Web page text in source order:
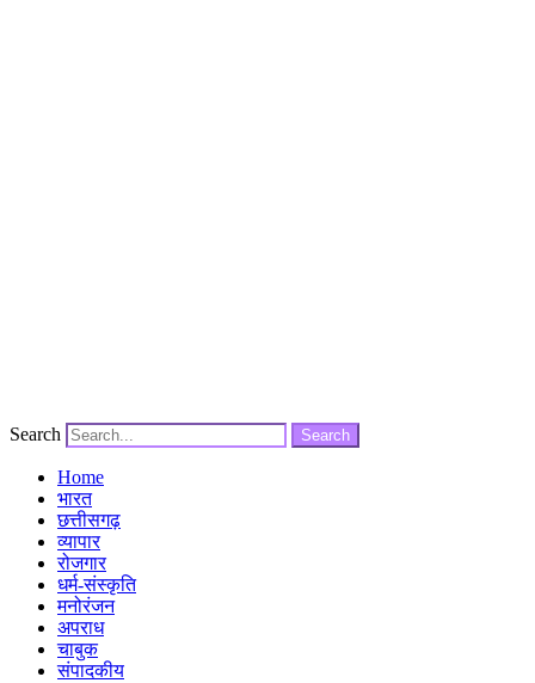
Search Search
Home
भारत
छत्तीसगढ़
व्यापार
रोजगार
धर्म-संस्कृति
मनोरंजन
अपराध
चाबुक
संपादकीय